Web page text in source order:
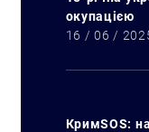
окупацією
16 / 06 /
КримSOS: